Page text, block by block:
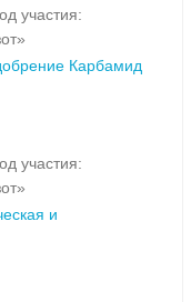
участия:
Карбамид
участия:
и